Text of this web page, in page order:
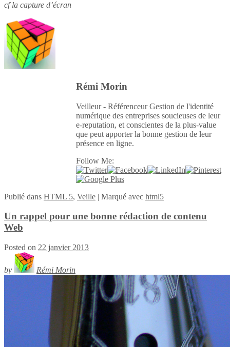
cf la capture d’écran
Rémi Morin
Veilleur - Référenceur Gestion de l'identité
numérique des entreprises soucieuses de leur
e-reputation, et conscientes de la plus-value
que peut apporter la bonne gestion de leur
présence en ligne.
Follow Me:
Publié dans HTML 5, Veille | Marqué avec html5
Un rappel pour une bonne rédaction de contenu
Web
Posted on 22 janvier 2013
by Rémi Morin